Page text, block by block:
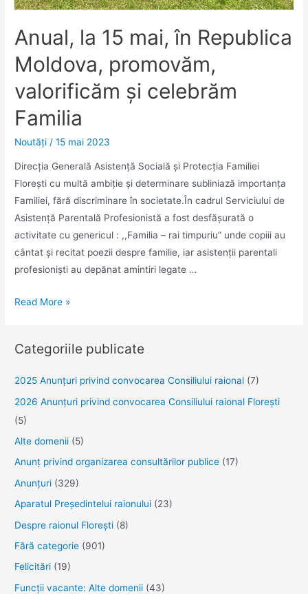
Anual, la 15 mai, în Republica
Moldova, promovăm,
valorificăm şi celebrăm
Familia
Noutăţi /15 mai 2023
Direcția Generală Asistență Socială și Protecția Familiei
Floreşti cu multă ambiţie şi determinare subliniază importanţa
Familiei, fără discriminare în societate.În cadrul Serviciului de
Asistenţă Parentală Profesionistă a fost desfăşurată o
activitate cu genericul : ,,Familia – rai timpuriu” unde copiii au
cântat și recitat poezii despre familie, iar asistenţii parentali
profesioniști au depănat amintiri legate …
Anual,
mai,
Republica
Moldova,
promovăm,
valorificăm
şi
Familia
Read More »
Categoriile publicate
2025 Anunţuri privind convocarea Consiliului raional (7)
2026 Anunțuri privind convocarea Consiliului raional Florești
(5)
Alte domenii (5)
Anunţ privind organizarea consultărilor publice (17)
Anunţuri (329)
Aparatul Preşedintelui raionului (23)
Despre raionul Floreşti (8)
Fără categorie (901)
Felicitări (19)
Funcţii vacante: Alte domenii (43)